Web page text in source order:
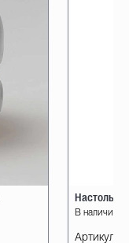
В наличии
Артикул: